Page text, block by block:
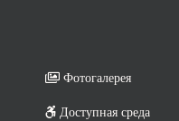
Фотогалерея
Доступная среда